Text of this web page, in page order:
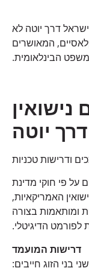
דרך יוטה לא
המאושרים
הבינלאומית.
יוטה
ודרישות טכניות
פי חוקי מדינת
האמריקאיות,
ומותאמות בצורה
הדיגיטלי.
דרישות המועמד
הזוג חייבים: